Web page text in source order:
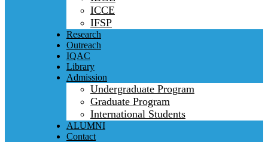
ICCE
IFSP
Research
Outreach
IQAC
Library
Admission
Undergraduate Program
Graduate Program
International Students
ALUMNI
Contact